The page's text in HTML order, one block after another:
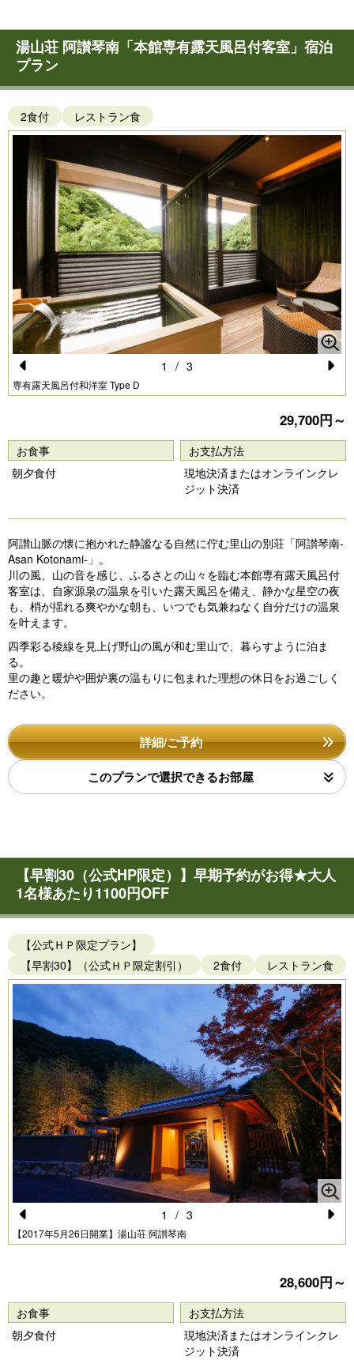
湯山荘 阿讃琴南「本館専有露天風呂付客室」宿泊
プラン
2食付 レストラン食
Pr
o
u
専有露天風呂付和洋室 Type D
e
xt
1 / 3
29,700円～
お食事
朝夕食付
お支払方法
現地決済またはオンラインクレ
ジット決済
阿讃山脈の懐に抱かれた静謐なる自然に佇む里山の別荘「阿讃琴南-
Asan Kotonami-」。
川の風、山の音を感じ、ふるさとの山々を臨む本館専有露天風呂付
客室は、自家源泉の温泉を引いた露天風呂を備え、静かな星空の夜
も、梢が揺れる爽やかな朝も、いつでも気兼ねなく自分だけの温泉
を叶えます。
四季彩る稜線を見上げ野山の風が和む里山で、暮らすように泊ま
る。
里の趣と暖炉や囲炉裏の温もりに包まれた理想の休日をお過ごしく
ださい。
詳細/ご予約
このプランで選択できるお部屋
【早割30（公式HP限定）】早期予約がお得★大人
1名様あたり1100円OFF
【公式ＨＰ限定プラン】
【早割30】（公式ＨＰ限定割引）
2食付 レストラン食
Pr
o
u
【2017年5月26日開業】湯山荘 阿讃琴南
xt
1 / 3
28,600円～
お食事
朝夕食付
お支払方法
現地決済またはオンラインクレ
ジット決済